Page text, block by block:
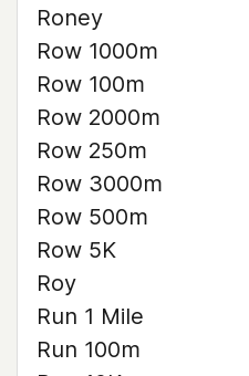
Roney
Row 1000m
Row 100m
Row 2000m
Row 250m
Row 3000m
Row 500m
Row 5K
Roy
Run 1 Mile
Run 100m